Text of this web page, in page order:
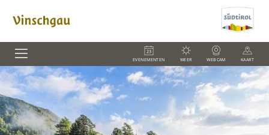
EVENEMENTEN WEER WEBCAM KAART